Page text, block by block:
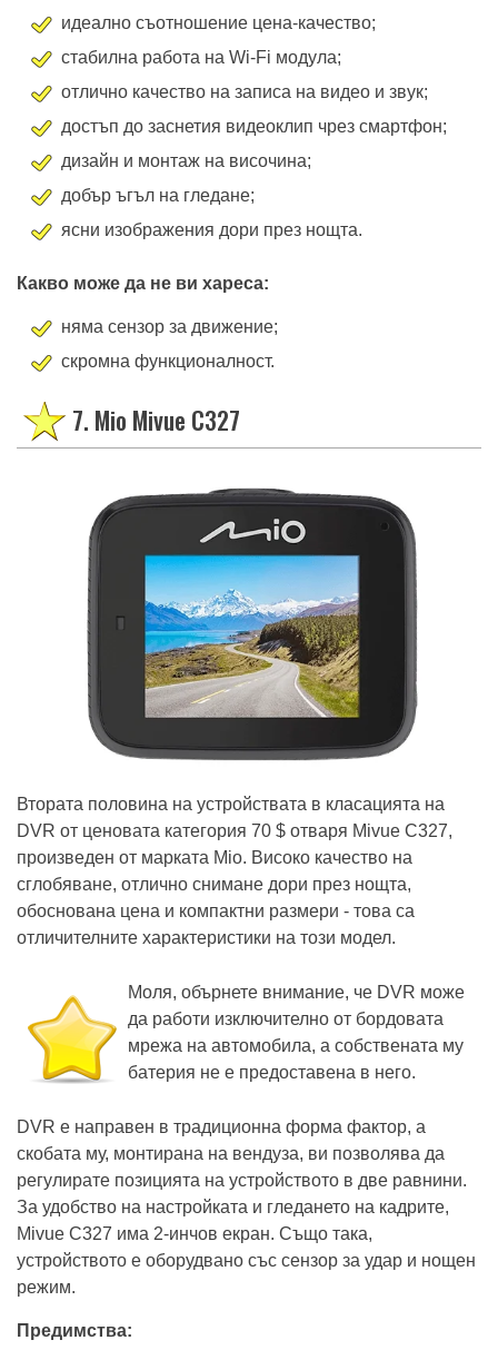
идеално съотношение цена-качество;
стабилна работа на Wi-Fi модула;
отлично качество на записа на видео и звук;
достъп до заснетия видеоклип чрез смартфон;
дизайн и монтаж на височина;
добър ъгъл на гледане;
ясни изображения дори през нощта.
Какво може да не ви хареса:
няма сензор за движение;
скромна функционалност.
7. Mio Mivue C327
Втората половина на устройствата в класацията на
DVR от ценовата категория 70 $ отваря Mivue C327,
произведен от марката Mio. Високо качество на
сглобяване, отлично снимане дори през нощта,
обоснована цена и компактни размери - това са
отличителните характеристики на този модел.
Моля, обърнете внимание, че DVR може
да работи изключително от бордовата
мрежа на автомобила, а собствената му
батерия не е предоставена в него.
DVR е направен в традиционна форма фактор, а
скобата му, монтирана на вендуза, ви позволява да
регулирате позицията на устройството в две равнини.
За удобство на настройката и гледането на кадрите,
Mivue C327 има 2-инчов екран. Също така,
устройството е оборудвано със сензор за удар и нощен
режим.
Предимства: